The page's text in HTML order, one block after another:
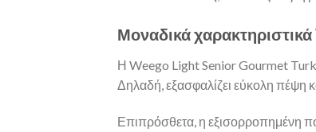
Μοναδικά
Η Weego Light Senior Gourmet
Δηλαδή, εξασφαλίζει εύκολη πέψη
Επιπρόσθετα, η εξισορροπημένη